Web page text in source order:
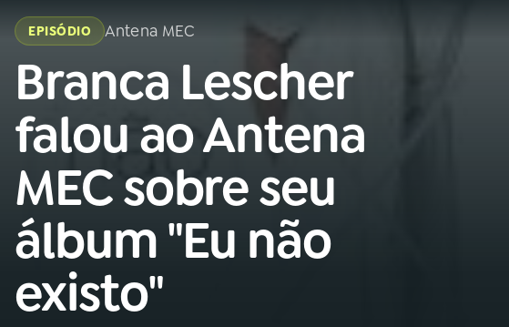
Buscar
na
Rádio
MEC
Buscar
AO VIVO
01INÍCIO
02A RÁDIO
03 PROGRAMAÇÃO
na
Rádio
EPISÓDIO Antena MEC
Branca Lescher
falou ao Antena
MEC sobre seu
álbum "Eu não
existo"